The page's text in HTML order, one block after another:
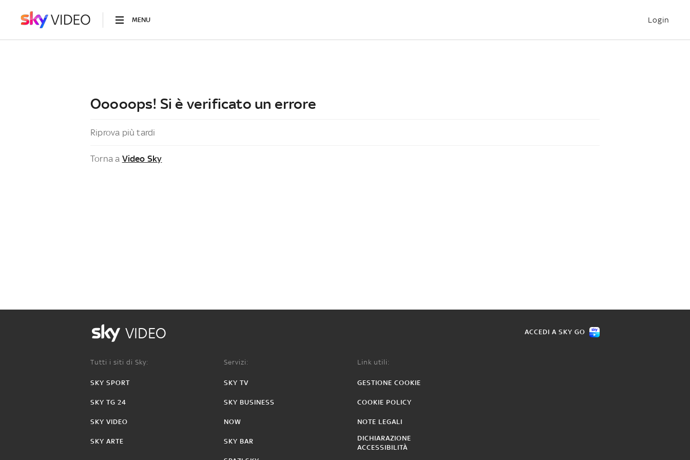
MENU Login
Ooooops! Si è verificato un errore
Riprova più tardi
Torna a Video Sky
VIDEO ACCEDI A SKY GO
Tutti i siti di Sky:
SKY SPORT
SKY TG 24
SKY VIDEO
SKY ARTE
Servizi:
SKY TV
SKY BUSINESS
NOW
SKY BAR
Link utili:
GESTIONE COOKIE
COOKIE POLICY
NOTE LEGALI
DICHIARAZIONE
ACCESSIBILITÀ